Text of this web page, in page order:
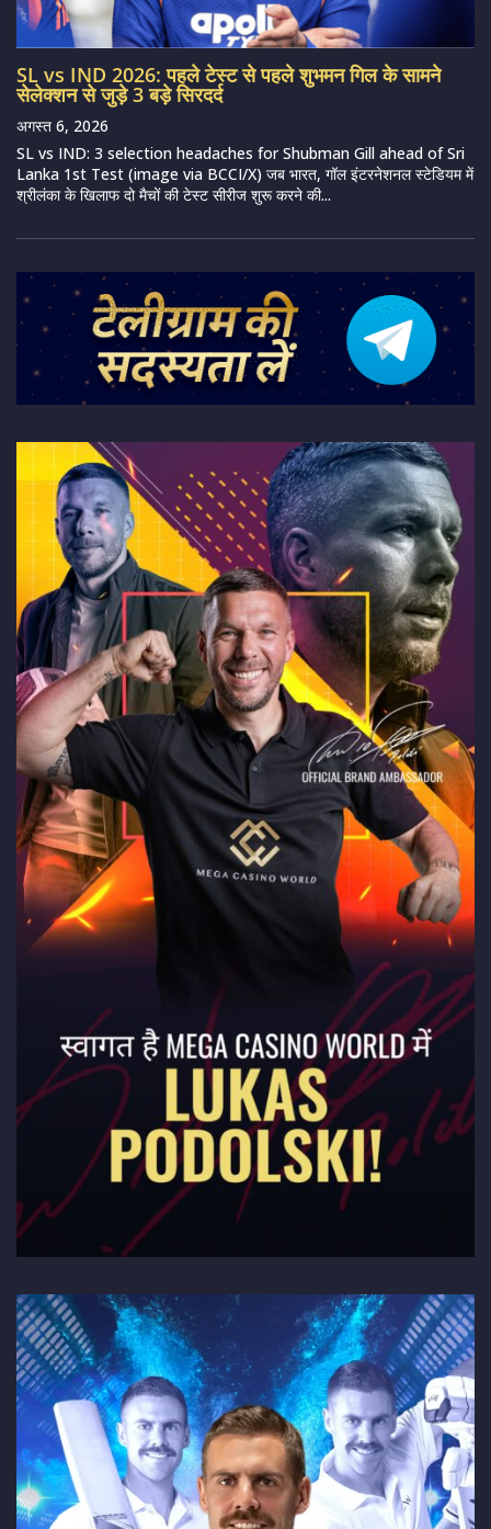
SL vs IND 2026: पहले टेस्ट से पहले शुभमन गिल के सामने
सेलेक्शन से जुड़े 3 बड़े सिरदर्द
अगस्त 6, 2026
SL vs IND: 3 selection headaches for Shubman Gill ahead of Sri
Lanka 1st Test (image via BCCI/X) जब भारत, गॉल इंटरनेशनल स्टेडियम में
श्रीलंका के खिलाफ दो मैचों की टेस्ट सीरीज शुरू करने की...